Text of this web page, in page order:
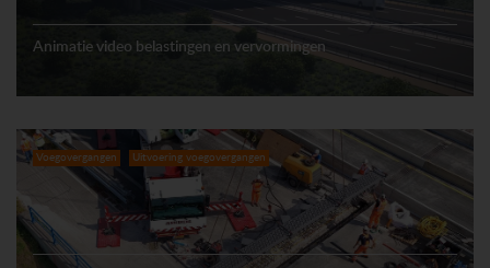
Animatie video belastingen en vervormingen
Voegovergangen Uitvoering voegovergangen